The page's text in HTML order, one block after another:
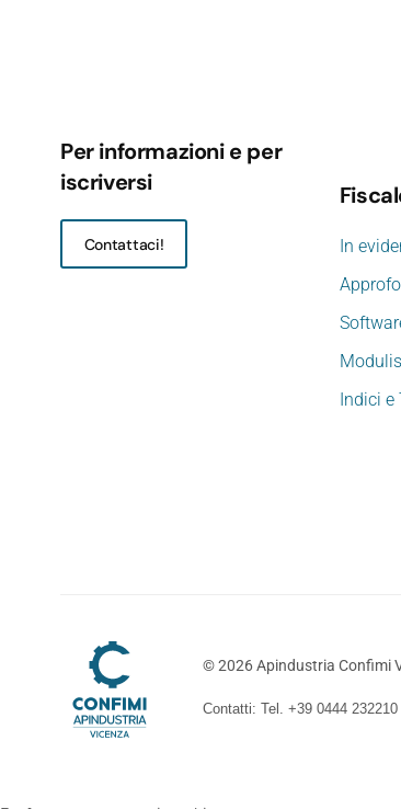
Per informazioni e per
iscriversi
Contattaci!
In
Indici e
©2026Apindustria Confimi
Contatti: Tel. +39 0444